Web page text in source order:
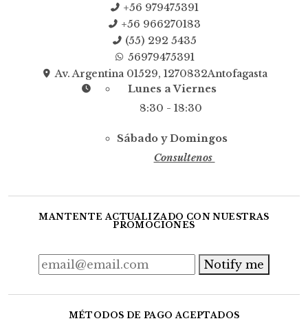
+56 979475391
+56 966270183
(55) 292 5435
56979475391
Av. Argentina 01529, 1270832Antofagasta
Lunes a Viernes
8:30 - 18:30
Sábado y Domingos
Consultenos
MANTENTE ACTUALIZADO CON NUESTRAS
PROMOCIONES
Notify me
MÉTODOS DE PAGO ACEPTADOS